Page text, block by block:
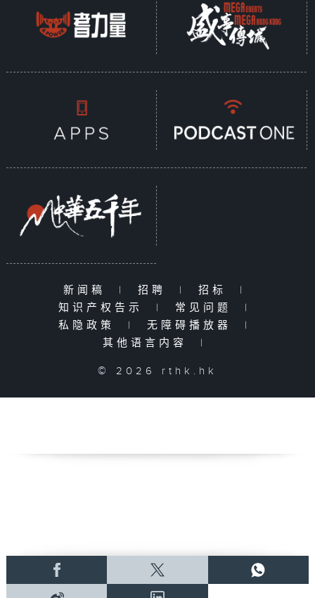
新闻稿 | 招聘 | 招标
|
知识产权告示
| 常见问题
|
私隐政策
| 无障碍播放器
|
其他语言内容
|
© 2026 rthk.hk